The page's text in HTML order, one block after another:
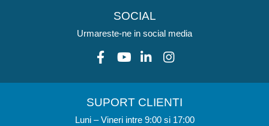
SOCIAL
Urmareste-ne in social media
SUPORT CLIENTI
Luni – Vineri intre 9:00 si 17:00